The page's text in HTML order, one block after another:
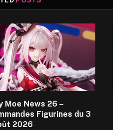
Moe News 26 –
Figurines du 3
2026